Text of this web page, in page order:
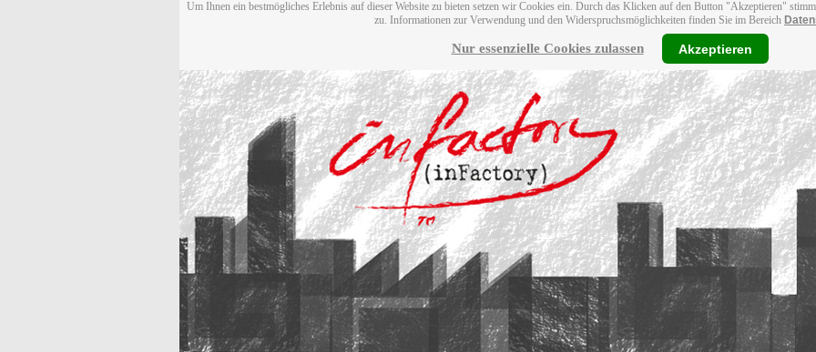
Um Ihnen ein bestmögliches Erlebnis auf dieser Website zu bieten setzen wir Cookies ein. Durch das Klicken auf den Button "Akzeptieren"
zu. Informationen zur Verwendung und den Widerspruchsmöglichkeiten finden Sie im Bereich
Nur essenzielle Cookies zulassen Akzeptieren